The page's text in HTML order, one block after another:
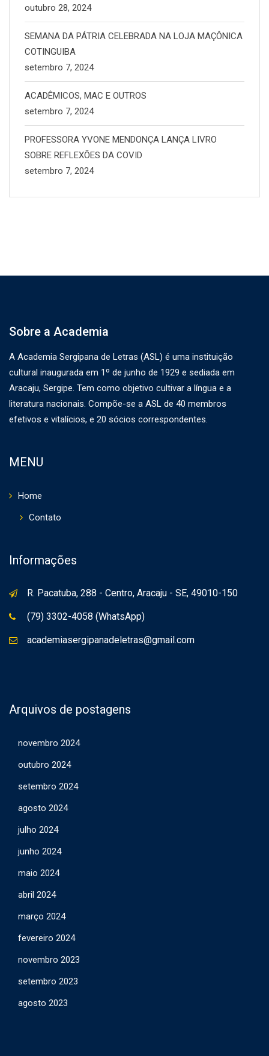
outubro 28, 2024
SEMANA DA PÁTRIA CELEBRADA NA LOJA MAÇÔNICA
COTINGUIBA
setembro 7, 2024
ACADÊMICOS, MAC E OUTROS
setembro 7, 2024
PROFESSORA YVONE MENDONÇA LANÇA LIVRO
SOBRE REFLEXÕES DA COVID
setembro 7, 2024
Sobre a Academia
A Academia Sergipana de Letras (ASL) é uma instituição
cultural inaugurada em 1º de junho de 1929 e sediada em
Aracaju, Sergipe. Tem como objetivo cultivar a língua e a
literatura nacionais. Compõe-se a ASL de 40 membros
efetivos e vitalícios, e 20 sócios correspondentes.
MENU
Home
Contato
Informações
R. Pacatuba, 288 - Centro, Aracaju - SE, 49010-150
(79) 3302-4058 (WhatsApp)
academiasergipanadeletras@gmail.com
Arquivos de postagens
novembro 2024
outubro 2024
setembro 2024
agosto 2024
julho 2024
junho 2024
maio 2024
abril 2024
março 2024
fevereiro 2024
novembro 2023
setembro 2023
agosto 2023